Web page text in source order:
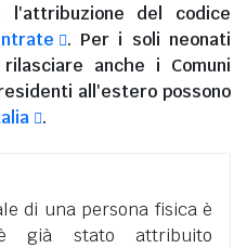
l'attribuzione del codice
. Per i soli neonati
anche i Comuni
all'esteropossono
.
di una persona fisica è
già stato attribuito